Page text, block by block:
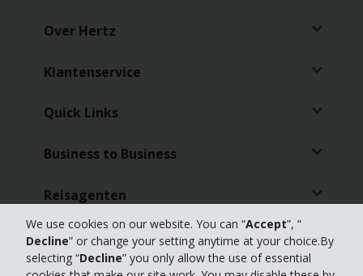
We use cookies on our website. You can “Accept”, “
Decline” or change your setting anytime at your choice.By
selecting “Decline” you only allow the use of essential
Over Hertz
Klantenservice
Quick Links
Business to Business
Reisagenten
Online Check-in